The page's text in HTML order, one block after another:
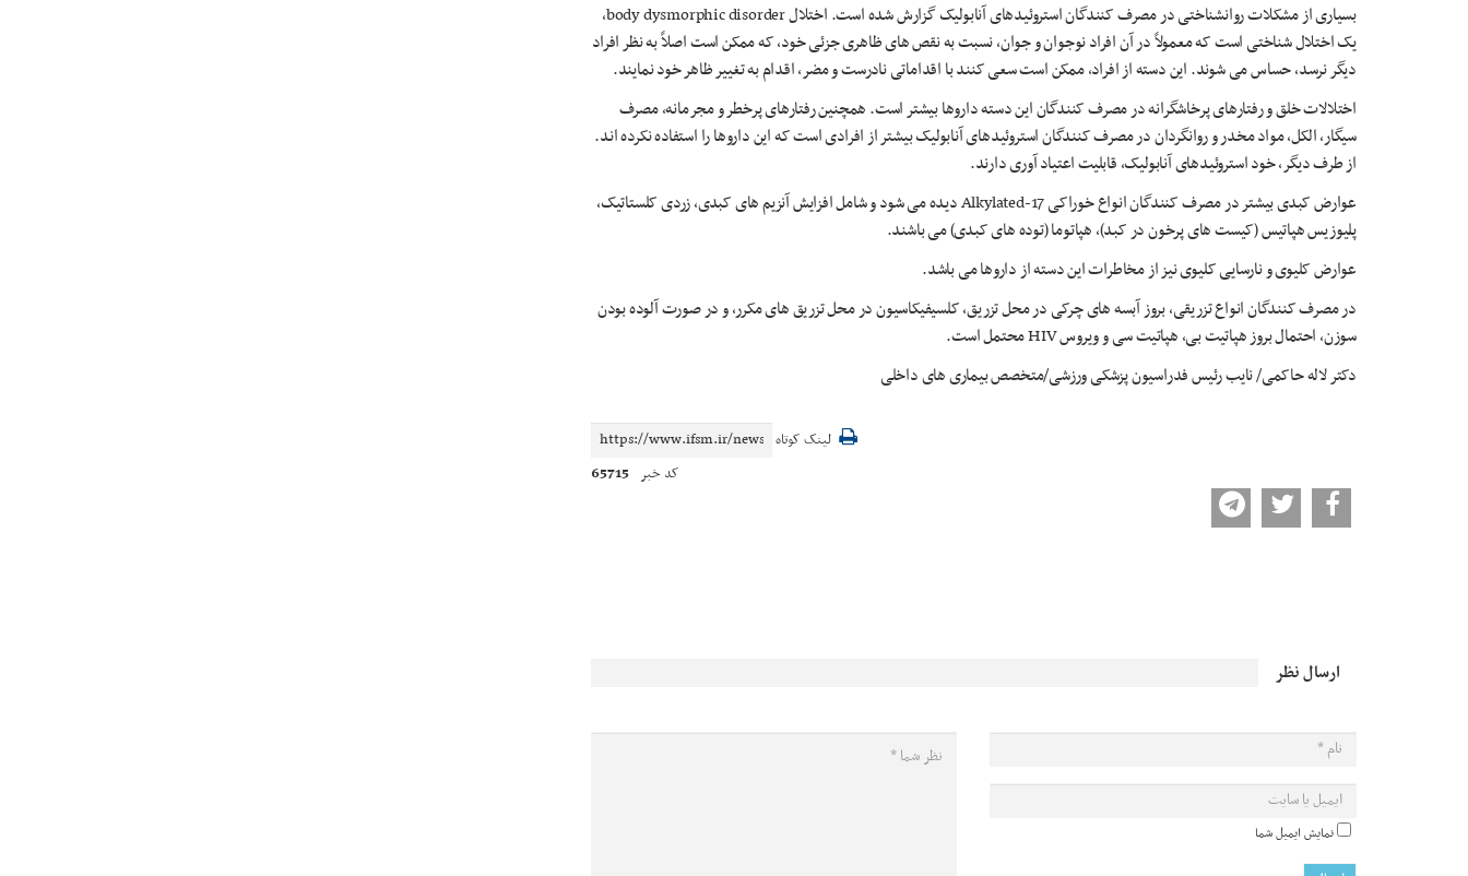
بسیاری از مشکلات روانشناختی در مصرف کنندگان استروئیدهای آنابولیک گزارش شده است. اختلال body dysmorphic disorder،
یک اختلال شناختی است که معمولاً در آن افراد نوجوان و جوان، نسبت به نقص های ظاهری جزئی خود، که ممکن است اصلاً به نظر افراد
دیگر نرسد، حساس می شوند. این دسته از افراد، ممکن است سعی کنند با اقداماتی نادرست و مضر، اقدام به تغییر ظاهر خود نمایند.
اختلالات خلق و رفتارهای پرخاشگرانه در مصرف کنندگان این دسته داروها بیشتر است. همچنین رفتارهای پرخطر و مجرمانه، مصرف
سیگار، الکل، مواد مخدر و روانگردان در مصرف کنندگان استروئیدهای آنابولیک بیشتر از افرادی است که این داروها را استفاده نکرده اند.
از طرف دیگر، خود استروئیدهای آنابولیک، قابلیت اعتیاد آوری دارند.
عوارض کبدی بیشتر در مصرف کنندگان انواع خوراکی 17-Alkylated دیده می شود و شامل افزایش آنزیم های کبدی، زردی کلستاتیک،
پلیوزیس هپاتیس (کیست های پرخون در کبد)، هپاتوما (توده های کبدی) می باشند.
عوارض کلیوی و نارسایی کلیوی نیز از مخاطرات این دسته از داروها می باشد.
در مصرف کنندگان انواع تزریقی، بروز آبسه های چرکی در محل تزریق، کلسیفیکاسیون در محل تزریق های مکرر، و در صورت آلوده بودن
سوزن، احتمال بروز هپاتیت بی، هپاتیت سی و ویروس HIV محتمل است.
دکتر لاله حاکمی/ نایب رئیس فدراسیون پزشکی ورزشی/متخصص بیماری های داخلی
لینک کوتاه
کد خبر 65715
ارسال نظر
نمایش ایمیل شما